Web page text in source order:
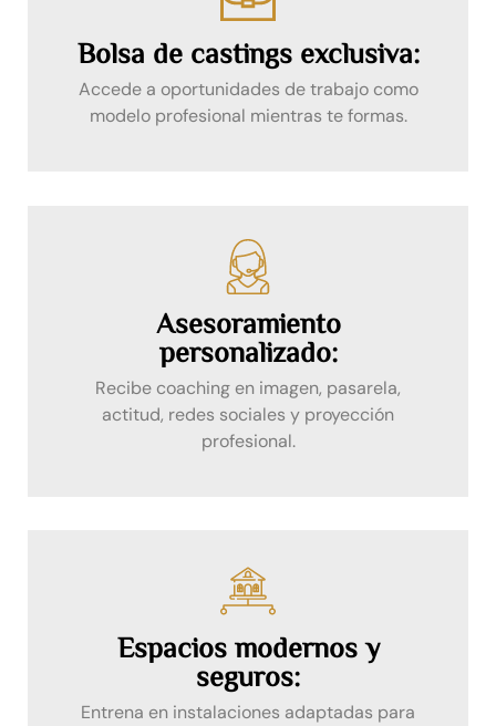
Bolsa de castings exclusiva:
Accede a oportunidades de trabajo como
modelo profesional mientras te formas.
Asesoramiento
personalizado:
Recibe coaching en imagen, pasarela,
actitud, redes sociales y proyección
profesional.
Espacios modernos y
seguros:
Entrena en instalaciones adaptadas para